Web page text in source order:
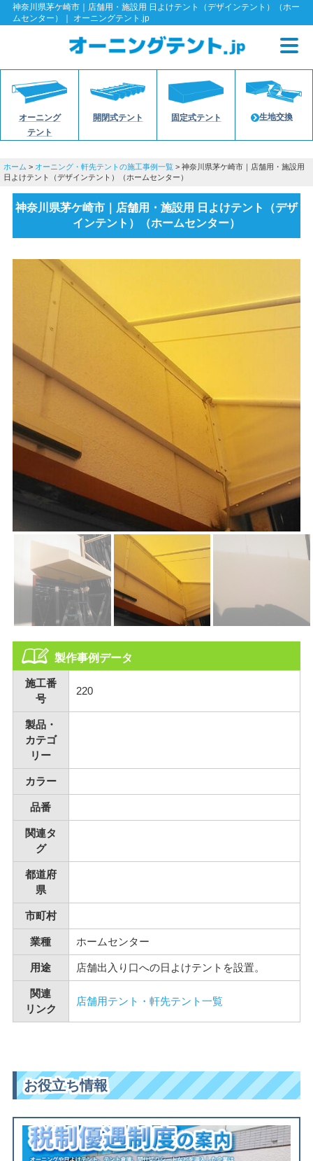
神奈川県茅ケ崎市｜店舗用・施設用 日よけテント（デザインテント）（ホー
ムセンター）｜ オーニングテント.jp
オーニング
テント
開閉式テント 固定式テント 生地交換
ホーム > オーニング・軒先テントの施工事例一覧 > 神奈川県茅ケ崎市｜店舗用・施設用
日よけテント（デザインテント）（ホームセンター）
神奈川県茅ケ崎市｜店舗用・施設用 日よけテント（デザ
インテント）（ホームセンター）
製作事例データ
施工番
号
220
製品・
カテゴ
リー
カラー
品番
関連タ
グ
都道府
県
市町村
業種 ホームセンター
用途 店舗出入り口への日よけテントを設置。
関連
リンク
店舗用テント・軒先テント一覧
お役立ち情報